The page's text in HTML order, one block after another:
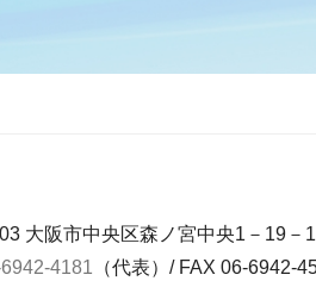
大阪市中央区森ノ宮中央1－19－
（代表）/ FAX